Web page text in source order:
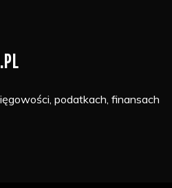
podatkach, finansach